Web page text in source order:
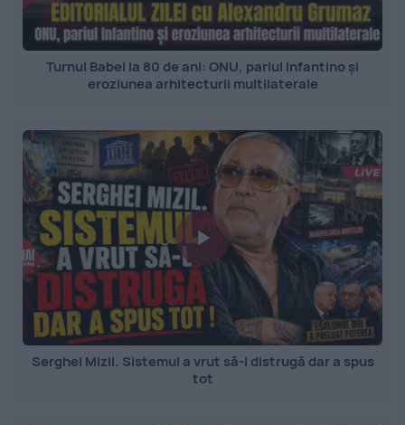
Turnul Babel la 80 de ani: ONU, pariul Infantino și
eroziunea arhitecturii multilaterale
Serghei Mizil. Sistemul a vrut să-l distrugă dar a spus
tot